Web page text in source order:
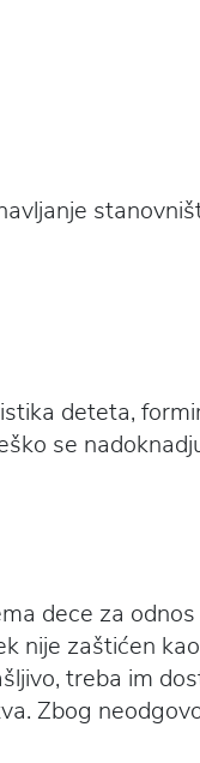
deteta,
se
dece za
nije zaštićen
treba im
Zbog